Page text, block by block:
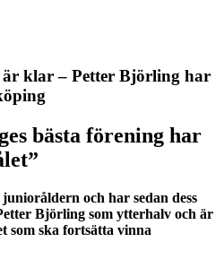
är klar – Petter Björling har
bästa förening har
och har sedan dess
Björling som ytterhalv och är
som ska fortsätta vinna